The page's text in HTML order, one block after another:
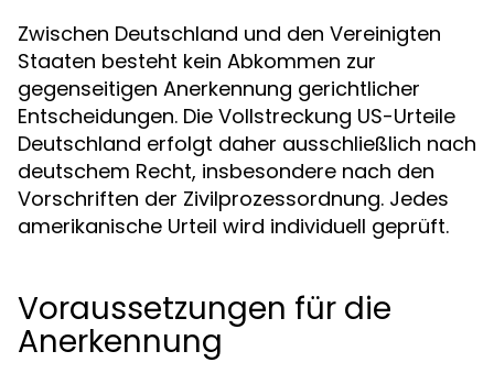
Zwischen Deutschland und den Vereinigten
Staaten besteht kein Abkommen zur
gegenseitigen Anerkennung gerichtlicher
Entscheidungen. Die Vollstreckung US-Urteile
Deutschland erfolgt daher ausschließlich nach
deutschem Recht, insbesondere nach den
Vorschriften der Zivilprozessordnung. Jedes
amerikanische Urteil wird individuell geprüft.
Voraussetzungen für die
Anerkennung